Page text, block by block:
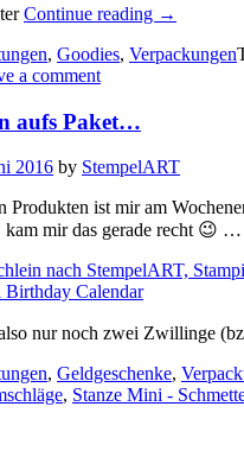
Continue reading „Doppelt
besser…“
→
, Goodies, Verpackungen
a comment
aufs Paket…
2016 by StempelART
Produkten ist mir am
kam mir das gerade recht 😉 …
nur noch zwei Zwillinge
, Geldgeschenke,
, Stanze Mini -